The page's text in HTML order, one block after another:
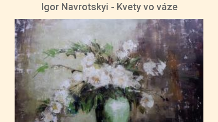
Igor Navrotskyi - Kvety vo váze